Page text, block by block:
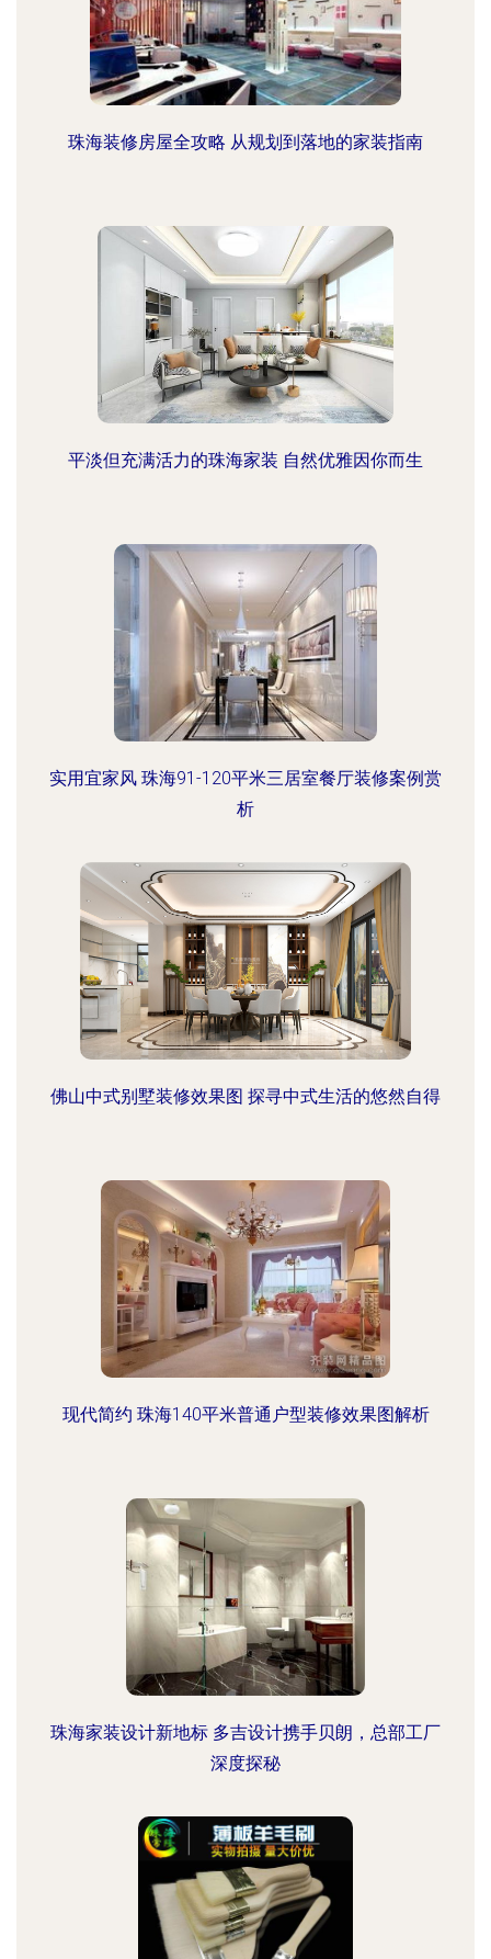
珠海装修房屋全攻略 从规划到落地的家装指南
平淡但充满活力的珠海家装 自然优雅因你而生
实用宜家风 珠海91-120平米三居室餐厅装修案例赏
析
佛山中式别墅装修效果图 探寻中式生活的悠然自得
现代简约 珠海140平米普通户型装修效果图解析
珠海家装设计新地标 多吉设计携手贝朗，总部工厂
深度探秘